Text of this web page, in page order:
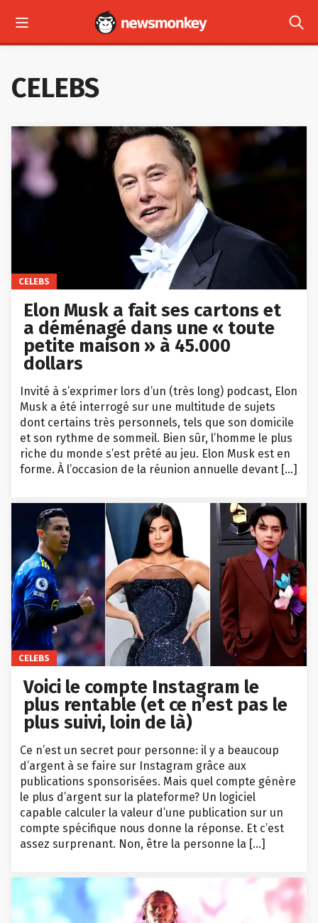
 

CELEBS
CELEBS
Elon Musk a fait ses cartons et
a déménagé dans une « toute
petite maison » à 45.000
dollars
Invité à s’exprimer lors d’un (très long) podcast, Elon
Musk a été interrogé sur une multitude de sujets
dont certains très personnels, tels que son domicile
et son rythme de sommeil. Bien sûr, l’homme le plus
riche du monde s’est prêté au jeu. Elon Musk est en
forme. À l’occasion de la réunion annuelle devant […]
CELEBS
Voici le compte Instagram le
plus rentable (et ce n’est pas le
plus suivi, loin de là)
Ce n’est un secret pour personne: il y a beaucoup
d’argent à se faire sur Instagram grâce aux
publications sponsorisées. Mais quel compte génère
le plus d’argent sur la plateforme? Un logiciel
capable calculer la valeur d’une publication sur un
compte spécifique nous donne la réponse. Et c’est
assez surprenant. Non, être la personne la […]